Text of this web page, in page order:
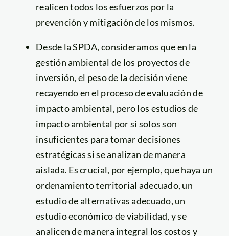
realicen todos los esfuerzos por la
prevención y mitigación de los mismos.
Desde la SPDA, consideramos que en la
gestión ambiental de los proyectos de
inversión, el peso de la decisión viene
recayendo en el proceso de evaluación de
impacto ambiental, pero los estudios de
impacto ambiental por sí solos son
insuficientes para tomar decisiones
estratégicas si se analizan de manera
aislada. Es crucial, por ejemplo, que haya un
ordenamiento territorial adecuado, un
estudio de alternativas adecuado, un
estudio económico de viabilidad, y se
analicen de manera integral los costos y